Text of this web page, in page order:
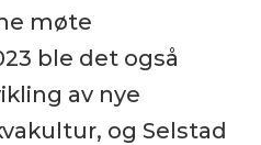
møte
ble det også
av nye
og Selstad